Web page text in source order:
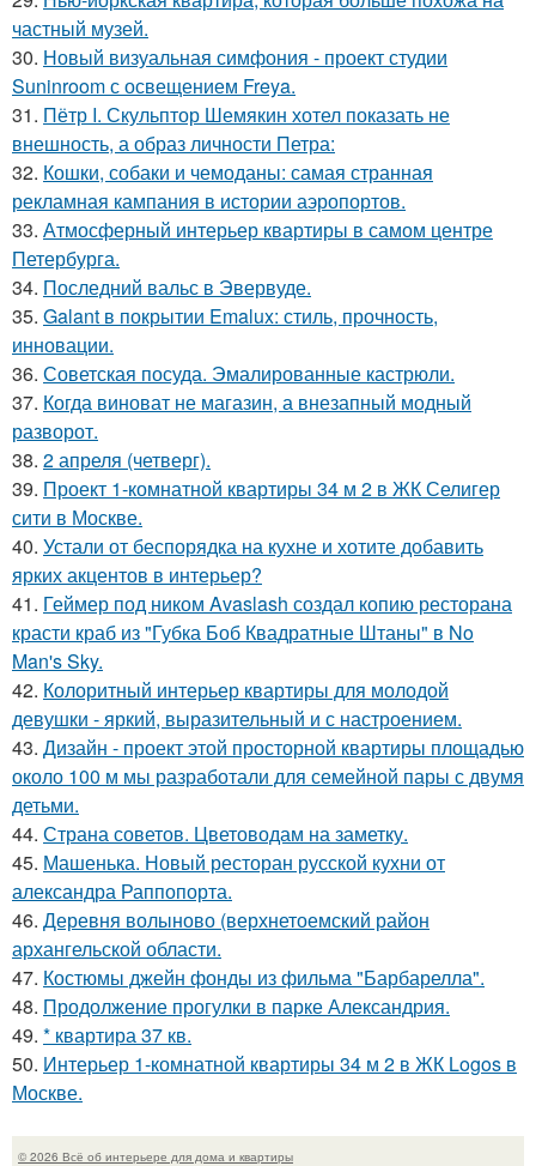
частный музей.
30. Новый визуальная симфония - проект студии
Suninroom с освещением Freya.
31. Пётр I. Скульптор Шемякин хотел показать не
внешность, а образ личности Петра:
32. Кошки, собаки и чемоданы: самая странная
рекламная кампания в истории аэропортов.
33. Атмосферный интерьер квартиры в самом центре
Петербурга.
34. Последний вальс в Эвервуде.
35. Galant в покрытии Emalux: стиль, прочность,
инновации.
36. Советская посуда. Эмалированные кастрюли.
37. Когда виноват не магазин, а внезапный модный
разворот.
38. 2 апреля (четверг).
39. Проект 1-комнатной квартиры 34 м 2 в ЖК Селигер
сити в Москве.
40. Устали от беспорядка на кухне и хотите добавить
ярких акцентов в интерьер?
41. Геймер под ником Avaslash создал копию ресторана
красти краб из "Губка Боб Квадратные Штаны" в No
Man's Sky.
42. Колоритный интерьер квартиры для молодой
девушки - яркий, выразительный и с настроением.
43. Дизайн - проект этой просторной квартиры площадью
около 100 м мы разработали для семейной пары с двумя
детьми.
44. Страна советов. Цветоводам на заметку.
45. Машенька. Новый ресторан русской кухни от
александра Раппопорта.
46. Деревня волыново (верхнетоемский район
архангельской области.
47. Костюмы джейн фонды из фильма "Барбарелла".
48. Продолжение прогулки в парке Александрия.
49. * квартира 37 кв.
50. Интерьер 1-комнатной квартиры 34 м 2 в ЖК Logos в
Москве.
© 2026 Всё об интерьере для дома и квартиры